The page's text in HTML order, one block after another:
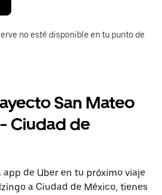
no esté disponible en tu punto de
San Mateo
Ciudad de
app de Uber en tu próximo viaje
a Ciudad de México, tienes